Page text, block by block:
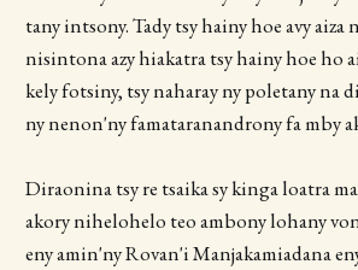
tany intsony. Tady tsy hainy hoe avy aiza
nisintona azy hiakatra tsy hainy hoe ho
kely fotsiny, tsy naharay ny poletany na
ny nenon'ny famataranandrony fa mby
Diraonina tsy re tsaika sy kinga loatra
akory nihelohelo teo ambony lohany
eny amin'ny Rovan'i Manjakamiadana